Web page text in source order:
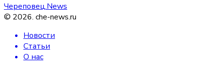
Череповец.News
© 2026. che-news.ru
Новости
Статьи
О нас